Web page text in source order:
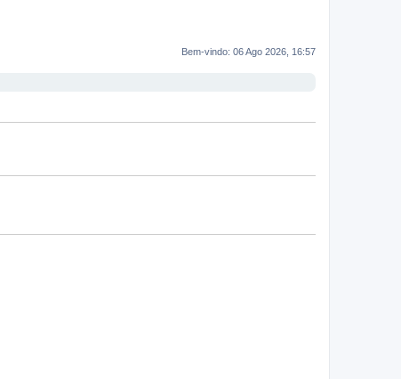
Bem-vindo: 06 Ago 2026, 16:57